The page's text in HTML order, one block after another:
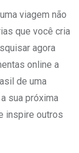
viagem não
que você cria
agora
online a
de uma
sua próxima
inspire outros